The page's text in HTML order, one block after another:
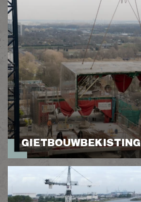
GIETBOUWBEKISTING